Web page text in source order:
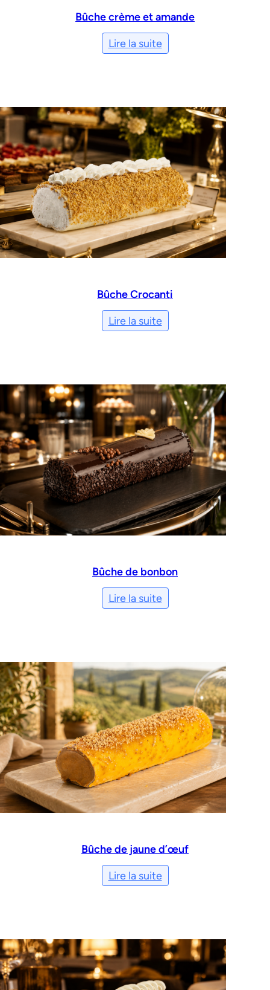
Bûche crème et amande
Lire la suite
Bûche Crocanti
Lire la suite
Bûche de bonbon
Lire la suite
Bûche de jaune d’œuf
Lire la suite